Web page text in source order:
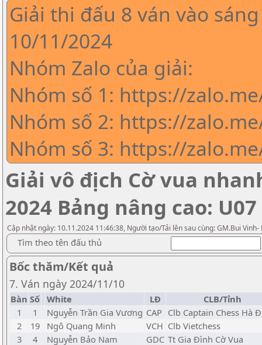
Giải thi đấu 8 ván vào
10/11/2024
Nhóm Zalo của giải:
Nhóm số 1: https://
Nhóm số 2: https://
Nhóm số 3: https://
Giải vô địch Cờ vua
2024 Bảng nâng cao: U07
Cập nhật ngày: 10.11.2024 11:46:38, Người tạo/Tải lên sau cùng: GM.Bui
Tìm theo tên đấu thủ
Bốc thăm/Kết quả
7. Ván ngày 2024/11/10
Bàn Số White LĐ
CLB/Tỉnh
1
1 Nguyễn Trần Gia Vương CAP Clb Captain Chess Hà
2
19 Ngô Quang Minh VCH Clb Vietchess
3
4 Nguyễn Bảo Nam GDC Tt Gia Đình Cờ Vua